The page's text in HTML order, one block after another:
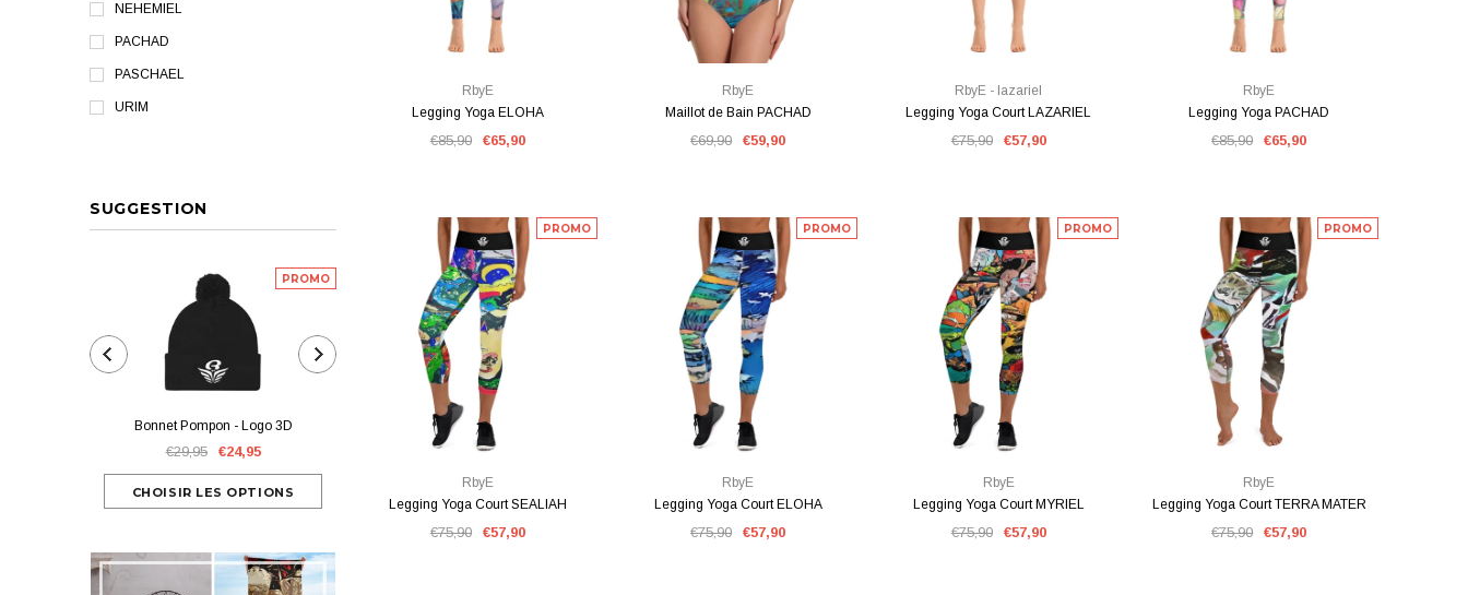
NEHEMIEL
PACHAD
PASCHAEL
URIM
SUGGESTION
PROMO
Bonnet Pompon - Logo 3D
€29,95 €24,95
Masque de Protection MYRIEL
€22,00
Legging Yoga LION
€85,90
Legging Yoga BALA
€85,90
Legging Yoga HAAMIAH
€85,90
VUE RAPIDE
RbyE
Legging Yoga ELOHA
€85,90 €65,90
VUE RAPIDE
RbyE
Maillot de Bain PACHAD
€69,90 €59,90
VUE RAPIDE
RbyE - lazariel
Legging Yoga Court LAZARIEL
€75,90 €57,90
VUE RAPIDE
RbyE
Legging Yoga PACHAD
€85,90 €65,90
PROMO
VUE RAPIDE
RbyE
Legging Yoga Court SEALIAH
€75,90 €57,90
PROMO
VUE RAPIDE
RbyE
Legging Yoga Court ELOHA
€75,90 €57,90
PROMO
VUE RAPIDE
RbyE
Legging Yoga Court MYRIEL
€75,90 €57,90
PROMO
VUE RAPIDE
RbyE
Legging Yoga Court TERRA MATER
€75,90 €57,90